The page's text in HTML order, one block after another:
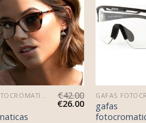
€42.00
€26.00
gafas